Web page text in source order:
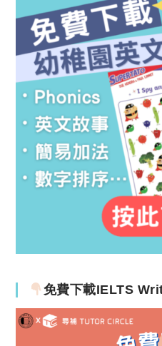
免費下載IELTS